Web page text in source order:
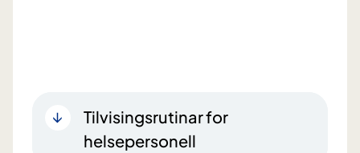
Tilvisingsrutinar for
helsepersonell